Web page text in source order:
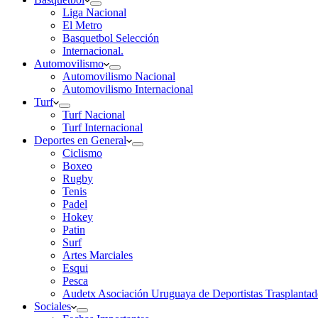
Liga Nacional
El Metro
Basquetbol Selección
Internacional.
Automovilismo
Automovilismo Nacional
Automovilismo Internacional
Turf
Turf Nacional
Turf Internacional
Deportes en General
Ciclismo
Boxeo
Rugby
Tenis
Padel
Hokey
Patin
Surf
Artes Marciales
Esqui
Pesca
Audetx Asociación Uruguaya de Deportistas
Sociales